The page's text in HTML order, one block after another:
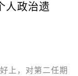
人政治遗
上，对第二任期